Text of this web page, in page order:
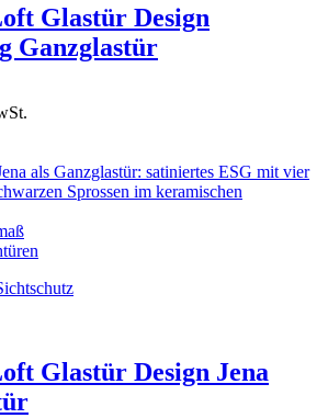
Glastür Design
Ganzglastür
Glastür Design Jena